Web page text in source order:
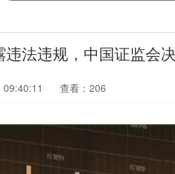
法违规，中国证监会
查看：206